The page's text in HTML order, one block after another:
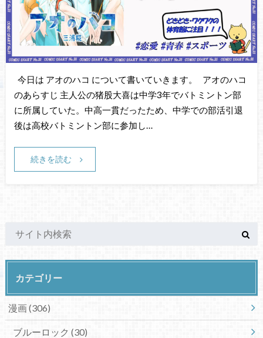
今日は アオのハコ について書いていきます。 アオのハコ
のあらすじ 主人公の猪股大喜は中学3年でバトミントン部
に所属していた。中高一貫だったため、中学での部活引退
後は高校バトミントン部に参加し…
続きを読む
カテゴリー
漫画(306)
ブルーロック (30)